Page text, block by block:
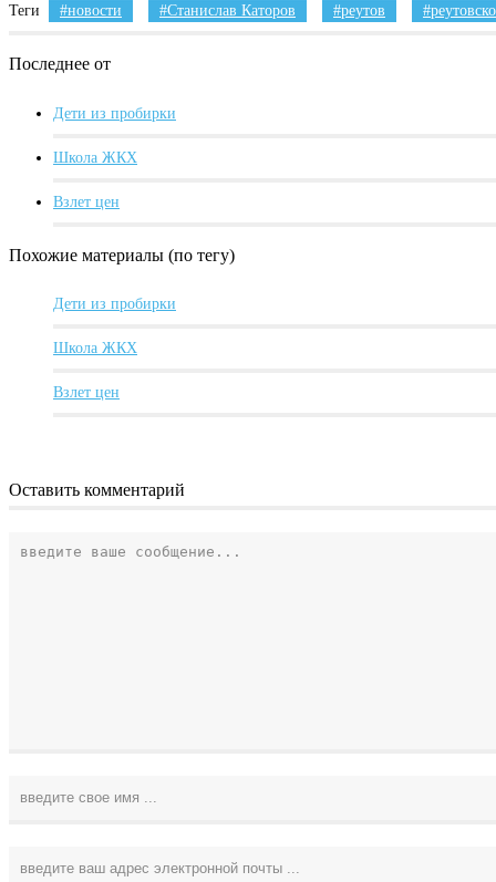
Теги новости Станислав Каторов реутов
Последнее от
Дети из пробирки
Школа ЖКХ
Взлет цен
Похожие материалы (по тегу)
Дети из пробирки
Школа ЖКХ
Взлет цен
Оставить комментарий